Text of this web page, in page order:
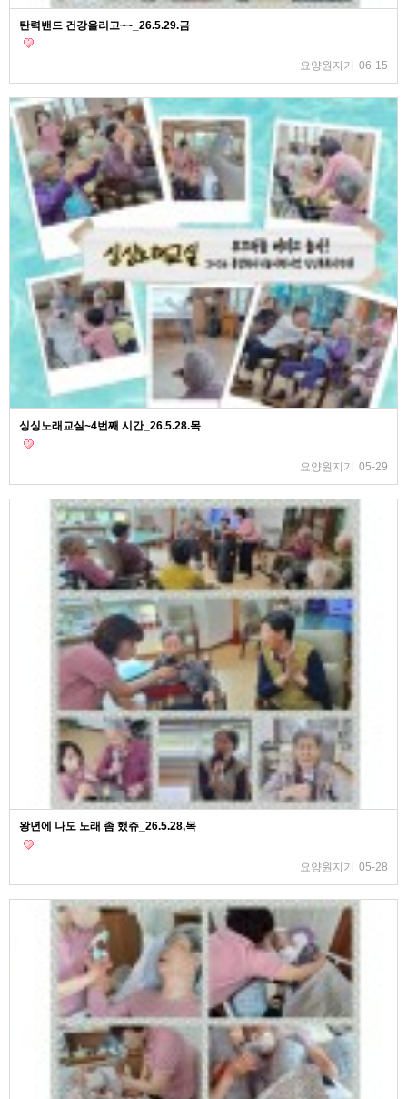
탄력밴드 건강올리고~~_26.5.29.금
요양원지기 06-15
싱싱노래교실~4번째 시간_26.5.28.목
요양원지기 05-29
왕년에 나도 노래 좀 했쥬_26.5.28,목
요양원지기 05-28